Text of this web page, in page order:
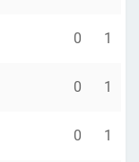
0 1
0 1
0 1